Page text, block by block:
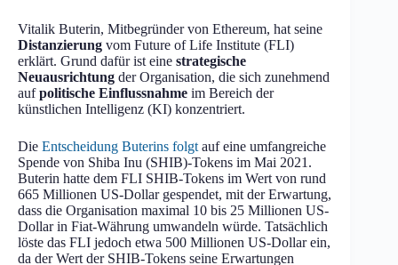
Vitalik Buterin, Mitbegründer von Ethereum, hat seine
Distanzierung vom Future of Life Institute (FLI)
erklärt. Grund dafür ist eine strategische
Neuausrichtung der Organisation, die sich zunehmend
aufpolitische Einflussnahme im Bereich der
künstlichen Intelligenz (KI) konzentriert.
Die Entscheidung Buterins folgt auf eine umfangreiche
Spende von Shiba Inu (SHIB)-Tokens im Mai 2021.
Buterin hatte dem FLI SHIB-Tokens im Wert von rund
665 Millionen US-Dollar gespendet, mit der Erwartung,
dass die Organisation maximal 10 bis 25 Millionen US-
Dollar in Fiat-Währung umwandeln würde. Tatsächlich
löste das FLI jedoch etwa 500 Millionen US-Dollar ein,
da der Wert der SHIB-Tokens seine Erwartungen